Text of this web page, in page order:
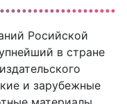
Росийской
в стране
и зарубежные